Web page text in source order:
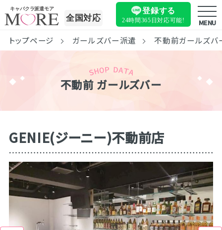
キャバクラ派遣モア
全国対応
登録する
24時間365日対応可能! MENU
トップページ ガールズバー派遣 不動前ガールズバ
不動前 ガールズバー
GENIE(ジーニー)不動前店